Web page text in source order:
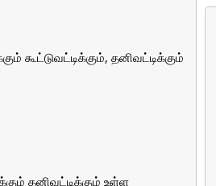
கூட்டுவட்டிக்கும், தனிவட்டிக்கும்
தனிவட்டிக்கும் உள்ள